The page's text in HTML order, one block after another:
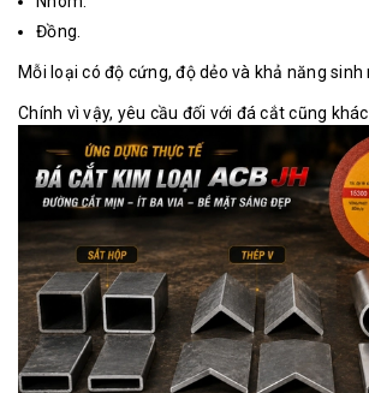
Đồng.
Mỗi loại có độ cứng, độ dẻo và khả năng sinh
Chính vì vậy, yêu cầu đối với đá cắt cũng khác